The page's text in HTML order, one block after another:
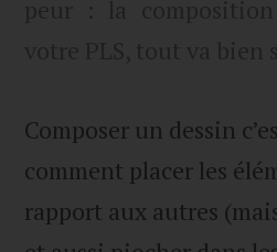
Composer un dessin
comment placer les
rapport aux autres